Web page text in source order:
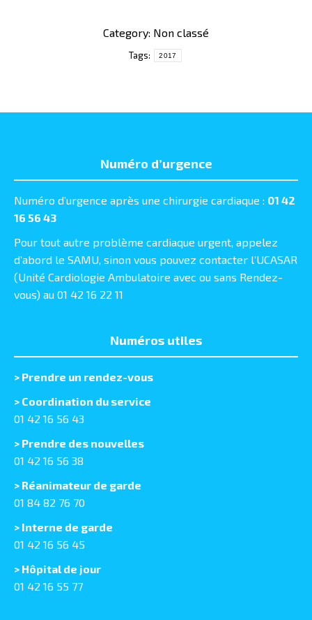
Category: Non classé
Tags: 2017
Numéro d’urgence
Numéro d’urgence après une chirurgie cardiaque : 01 42
16 56 43
Pour tout autre problème cardiaque urgent, appelez
d’abord le SAMU, sinon vous pouvez contacter l’UCASAR
(Unité Cardiologie Ambulatoire avec ou sans Rendez-
vous) au 01 42 16 22 11
Numéros utiles
> Prendre un rendez-vous
> Coordination du service
01 42 16 56 43
> Prendre des nouvelles
01 42 16 56 38
> Réanimateur de garde
01 84 82 76 70
> Interne de garde
01 42 16 56 45
> Hôpital de jour
01 42 16 55 77